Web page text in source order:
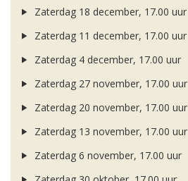
Zaterdag 18 december, 17.00 uur
Zaterdag 11 december, 17.00 uur
Zaterdag 4 december, 17.00 uur
Zaterdag 27 november, 17.00 uur
Zaterdag 20 november, 17.00 uur
Zaterdag 13 november, 17.00 uur
Zaterdag 6 november, 17.00 uur